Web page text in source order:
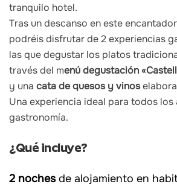
tranquilo hotel.
Tras un descanso en este
podréis disfrutar de 2 experiencias
las que degustar los platos
través del menú degustación
y una cata de quesos y vinos
Una experiencia ideal para todos los
gastronomía.
¿Qué incluye?
2 nochesde alojamiento en